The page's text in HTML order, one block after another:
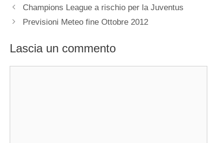
Champions League a rischio per la Juventus
Previsioni Meteo fine Ottobre 2012
Lascia un commento